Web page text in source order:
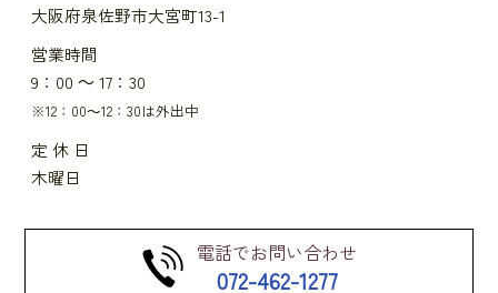
大阪府泉佐野市大宮町13-1
営業時間
9：00 ～ 17：30
※12：00～12：30は外出中
定 休 日
木曜日
電話でお問い合わせ
072-462-1277